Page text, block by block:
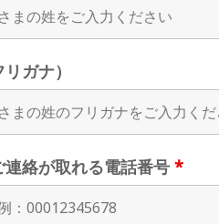
ガナ）
連絡が取れる電話番号 *